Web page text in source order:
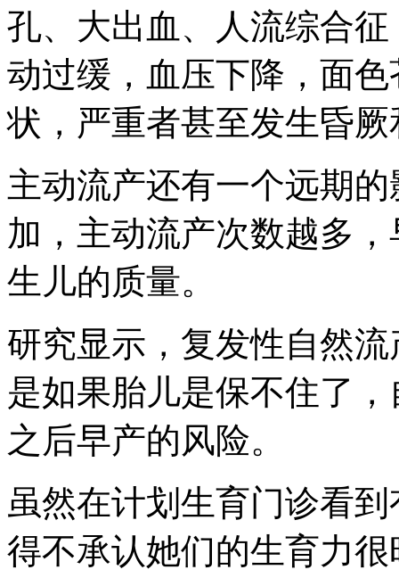
孔、大出血、人流综合
动过缓，血压下降，面
状，严重者甚至发生昏
主动流产还有一个远期
加，主动流产次数越多
生儿的质量。
研究显示，复发性自然
是如果胎儿是保不住了
之后早产的风险。
虽然在计划生育门诊看
得不承认她们的生育力